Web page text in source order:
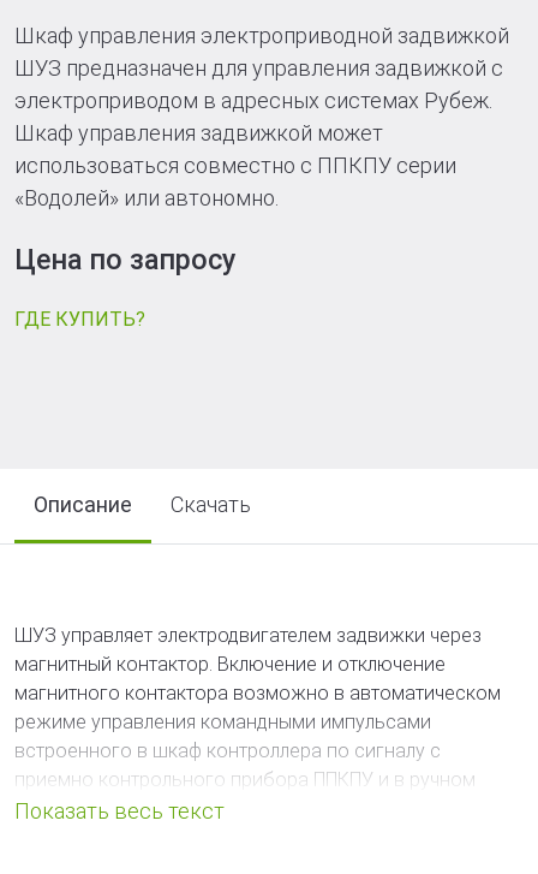
Шкаф управления электроприводной задвижкой
ШУЗ предназначен для управления задвижкой с
электроприводом в адресных системах Рубеж.
Шкаф управления задвижкой может
использоваться совместно с ППКПУ серии
«Водолей» или автономно.
Цена по запросу
ГДЕ КУПИТЬ?
Описание Скачать
ШУЗ управляет электродвигателем задвижки через
магнитный контактор. Включение и отключение
магнитного контактора возможно в автоматическом
режиме управления командными импульсами
встроенного в шкаф контроллера по сигналу с
приемно контрольного прибора ППКПУ и в ручном
режиме управления с помощью кнопок шкафа без